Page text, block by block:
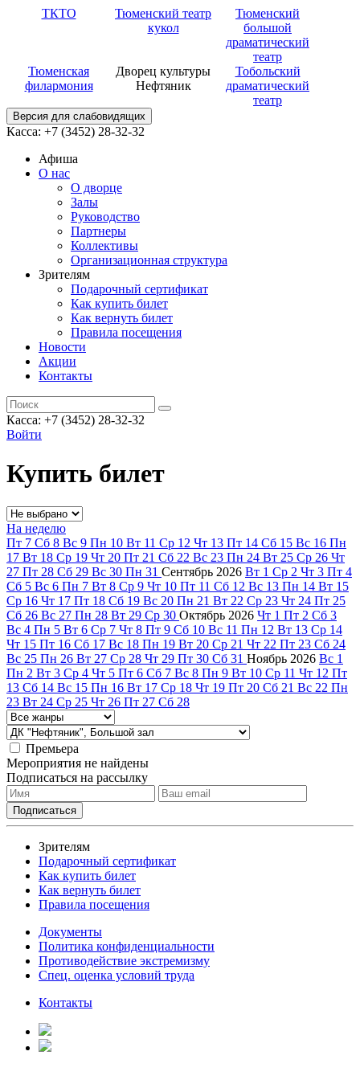
ТКТО
Тюменский театр
кукол
Тюменский
большой
драматический
театр
Тюменская
филармония
Дворец культуры
Нефтяник
Тобольский
драматический
театр
Версия для слабовидящих
Касса: +7 (3452) 28-32-32
Афиша
О нас
О дворце
Залы
Руководство
Партнеры
Коллективы
Организационная структура
Зрителям
Подарочный сертификат
Как купить билет
Как вернуть билет
Правила посещения
Новости
Акции
Контакты
Касса: +7 (3452) 28-32-32
Войти
Купить билет
На неделю
Пт 7 Сб 8 Вс 9 Пн 10 Вт 11 Ср 12 Чт 13 Пт 14 Сб 15 Вс 16 Пн
17 Вт 18 Ср 19 Чт 20 Пт 21 Сб 22 Вс 23 Пн 24 Вт 25 Ср 26 Чт
27 Пт 28 Сб 29 Вс 30 Пн 31 Сентябрь 2026 Вт 1 Ср 2 Чт 3 Пт 4
Сб 5 Вс 6 Пн 7 Вт 8 Ср 9 Чт 10 Пт 11 Сб 12 Вс 13 Пн 14 Вт 15
Ср 16 Чт 17 Пт 18 Сб 19 Вс 20 Пн 21 Вт 22 Ср 23 Чт 24 Пт 25
Сб 26 Вс 27 Пн 28 Вт 29 Ср 30 Октябрь 2026 Чт 1 Пт 2 Сб 3
Вс 4 Пн 5 Вт 6 Ср 7 Чт 8 Пт 9 Сб 10 Вс 11 Пн 12 Вт 13 Ср 14
Чт 15 Пт 16 Сб 17 Вс 18 Пн 19 Вт 20 Ср 21 Чт 22 Пт 23 Сб 24
Вс 25 Пн 26 Вт 27 Ср 28 Чт 29 Пт 30 Сб 31 Ноябрь 2026 Вс 1
Пн 2 Вт 3 Ср 4 Чт 5 Пт 6 Сб 7 Вс 8 Пн 9 Вт 10 Ср 11 Чт 12 Пт
13 Сб 14 Вс 15 Пн 16 Вт 17 Ср 18 Чт 19 Пт 20 Сб 21 Вс 22 Пн
23 Вт 24 Ср 25 Чт 26 Пт 27 Сб 28
Премьера
Мероприятия не найдены
Подписаться на рассылку
Зрителям
Подарочный сертификат
Как купить билет
Как вернуть билет
Правила посещения
Документы
Политика конфиденциальности
Противодействие экстремизму
Спец. оценка условий труда
Контакты